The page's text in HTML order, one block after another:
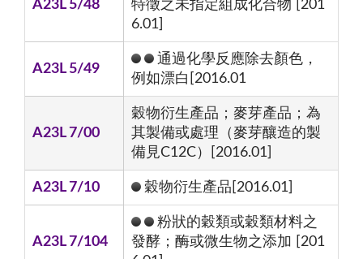
A23L 5/48
特徵之未指定組成化合物 [201
6.01]
A23L 5/49
通過化學反應除去顏色，
例如漂白[2016.01
A23L 7/00
穀物衍生產品；麥芽產品；為
其製備或處理（麥芽釀造的製
備見C12C）[2016.01]
A23L 7/10 穀物衍生產品[2016.01]
A23L 7/104
粉狀的穀類或穀類材料之
發酵；酶或微生物之添加 [201